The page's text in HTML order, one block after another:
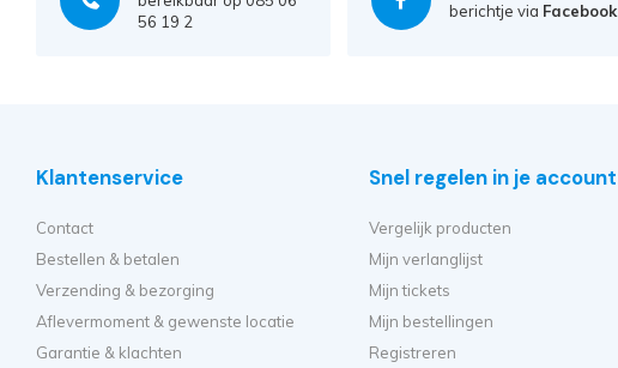
56 19 2
berichtje via Facebook
Klantenservice
Contact
Bestellen & betalen
Verzending & bezorging
Aflevermoment & gewenste locatie
Garantie & klachten
Snel regelen in je account
Vergelijk producten
Mijn verlanglijst
Mijn tickets
Mijn bestellingen
Registreren